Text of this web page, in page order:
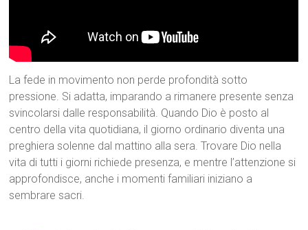
La fede in movimento non perde profondità sotto
pressione. Si adatta, imparando a rimanere presente senza
svincolarsi dalle responsabilità. Quando Dio è posto al
centro della vita quotidiana, il giorno ordinario diventa una
preghiera solenne dal mattino alla sera. Trovare Dio nella
vita di tutti i giorni richiede presenza, e mentre l’attenzione si
approfondisce, anche i momenti familiari iniziano a
sembrare sacri.